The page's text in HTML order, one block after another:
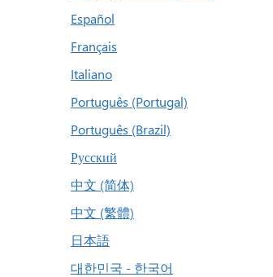
Español
Français
Italiano
Português (Portugal)
Português (Brazil)
Русский
中文 (简体)
中文 (繁體)
日本語
대한민국 - 한국어